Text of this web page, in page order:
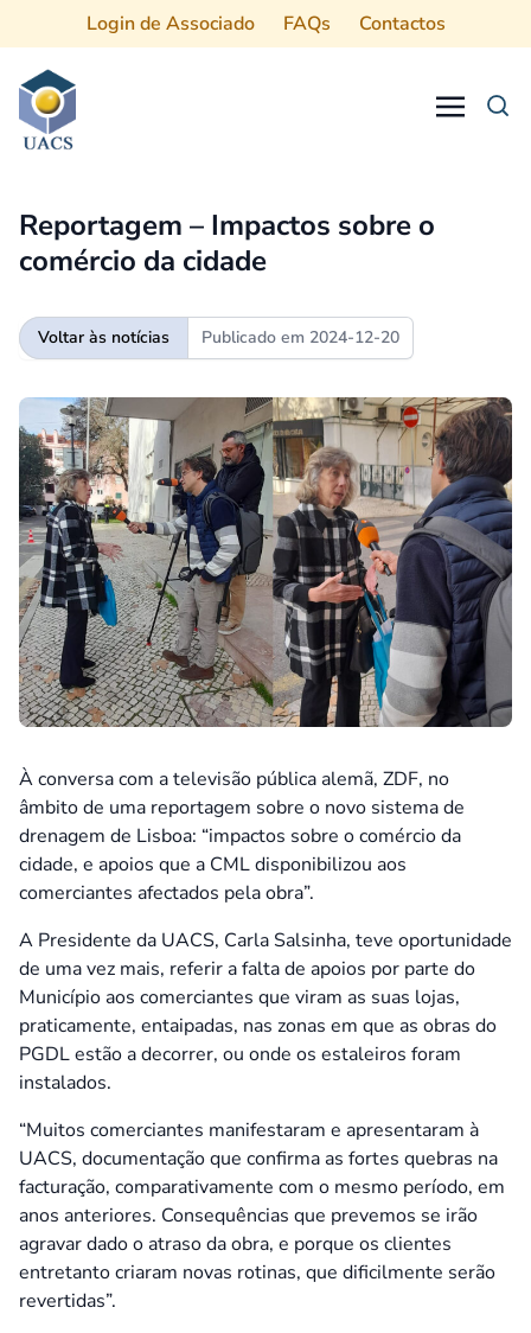
Login de Associado FAQs Contactos
Reportagem – Impactos sobre o
comércio da cidade
Voltar às notícias Publicado em 2024-12-20
À conversa com a televisão pública alemã, ZDF, no
âmbito de uma reportagem sobre o novo sistema de
drenagem de Lisboa: “impactos sobre o comércio da
cidade, e apoios que a CML disponibilizou aos
comerciantes afectados pela obra”.
A Presidente da UACS, Carla Salsinha, teve oportunidade
de uma vez mais, referir a falta de apoios por parte do
Município aos comerciantes que viram as suas lojas,
praticamente, entaipadas, nas zonas em que as obras do
PGDL estão a decorrer, ou onde os estaleiros foram
instalados.
“Muitos comerciantes manifestaram e apresentaram à
UACS, documentação que confirma as fortes quebras na
facturação, comparativamente com o mesmo período, em
anos anteriores. Consequências que prevemos se irão
agravar dado o atraso da obra, e porque os clientes
entretanto criaram novas rotinas, que dificilmente serão
revertidas”.